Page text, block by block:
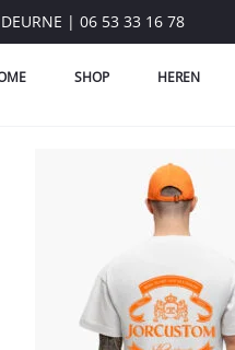
DEURNE | 06 53 33 16 78
SHOP HEREN